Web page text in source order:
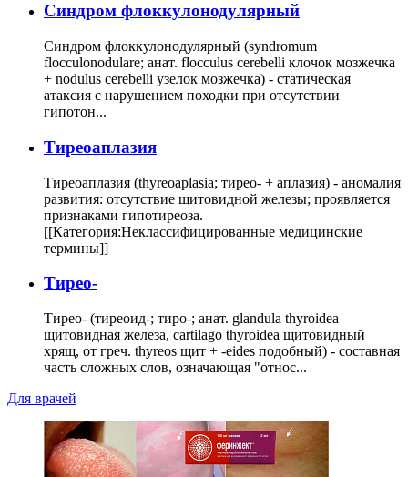
Cиндром флоккулонодулярный
Синдром флоккулонодулярный (syndromum
flocculonodulare; анат. flocculus cerebelli клочок мозжечка
+ nodulus cerebelli узелок мозжечка) - статическая
атаксия с нарушением походки при отсутствии
гипотон...
Тиреоаплазия
Тиреоаплазия (thyreoaplasia; тирео- + аплазия) - аномалия
развития: отсутствие щитовидной железы; проявляется
признаками гипотиреоза.
[[Категория:Неклассифицированные медицинские
термины]]
Тирео-
Тирео- (тиреоид-; тиро-; анат. glandula thyroidea
щитовидная железа, cartilago thyroidea щитовидный
хрящ, от греч. thyreos щит + -eides подобный) - составная
часть сложных слов, означающая "относ...
Для врачей